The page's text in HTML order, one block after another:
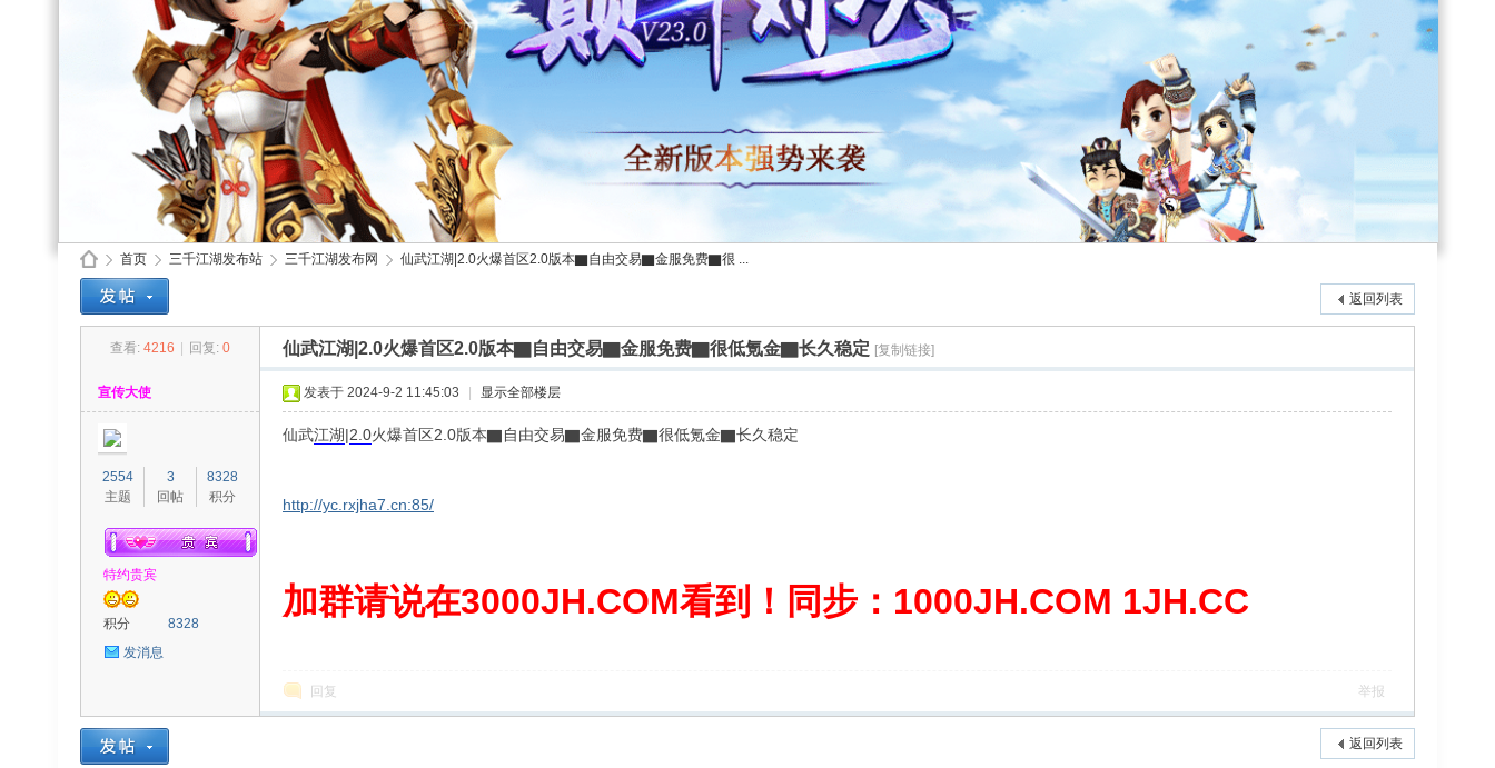
首页
›
三千江湖发布站 三千江湖发布网
›
仙武江湖|2.0火爆首区2.0版本▇自由交易▇金服免费▇很 ...
返回列表
查看: 4216 回复: 0 仙武江湖|2.0火爆首区2.0版本▇自由交易▇金服免费▇很低氪金▇长久稳定 [复制链接]
宣传大使
2554
主题
3
回帖
8328
积分
特约贵宾
积分
8328
发消息
发表于 2024-9-2 11:45:03 显示全部楼层
仙武江湖|2.0火爆首区2.0版本▇自由交易▇金服免费▇很低氪金▇长久稳定
http://yc.rxjha7.cn:85/
加群请说在3000JH.COM看到！同步：1000JH.COM 1JH.CC
回复 举报
返回列表